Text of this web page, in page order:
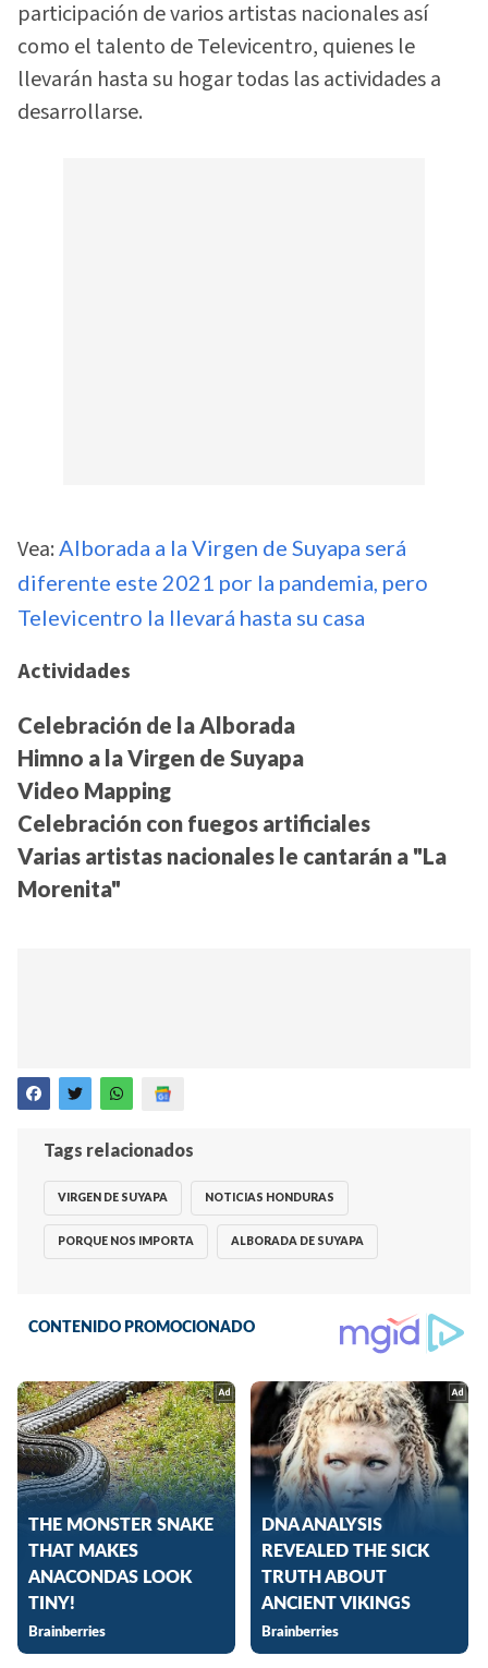
participación de varios artistas nacionales así
como el talento de Televicentro, quienes le
llevarán hasta su hogar todas las actividades a
desarrollarse.
Vea: Alborada a la Virgen de Suyapa será
diferente este 2021 por la pandemia, pero
Televicentro la llevará hasta su casa
Actividades
Celebración de la Alborada
Himno a la Virgen de Suyapa
Video Mapping
Celebración con fuegos artificiales
Varias artistas nacionales le cantarán a "La
Morenita"
Tags relacionados
VIRGEN DE SUYAPA NOTICIAS HONDURAS
PORQUE NOS IMPORTA ALBORADA DE SUYAPA